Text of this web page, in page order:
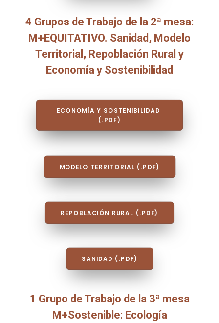
4 Grupos de Trabajo de la 2ª mesa:
M+EQUITATIVO. Sanidad, Modelo
Territorial, Repoblación Rural y
Economía y Sostenibilidad
ECONOMÍA Y SOSTENIBILIDAD
(.PDF)
MODELO TERRITORIAL (.PDF)
REPOBLACIÓN RURAL (.PDF)
SANIDAD (.PDF)
1 Grupo de Trabajo de la 3ª mesa
M+Sostenible: Ecología